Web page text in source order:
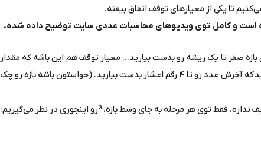
تا یکی از معیارهای توقف اتفاق بیفته.
است و کامل توی ویدیوهای محاسبات عددی سایت توضیح داده شده.
بازه صفر تا یک ریشه رو بدست بیارید... معیار توقف هم این باشه که مقدار
تابع کمتر از یک‌صدم بشه!! محاسباتتون رو هم جوری انجام بدید که آخرش عدد رو تا 4 رقم اعشار بدست بیارید. (حواستون باشه بازه رو چک
فقط توی هر مرحله به جای وسط بازه، رو اینجوری در نظر می‌گیریم: